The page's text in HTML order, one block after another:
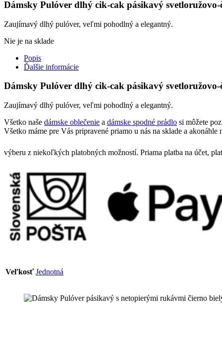
Dámsky Pulóver dlhý cik-cak pásikavý
Zaujímavý dlhý pulóver, veľmi pohodlný a elegantný.
Nie je na sklade
Popis
Ďalšie informácie
Dámsky Pulóver dlhý cik-cak pásikavý
Zaujímavý dlhý pulóver, veľmi pohodlný a elegantný.
Všetko naše dámske oblečenie a dámske spodné prádlo si môžete
Všetko máme pre Vás pripravené priamo u nás na sklade a
výberu z niekoľkých platobných možností. Priama platba na účet,
Veľkosť Jednotná